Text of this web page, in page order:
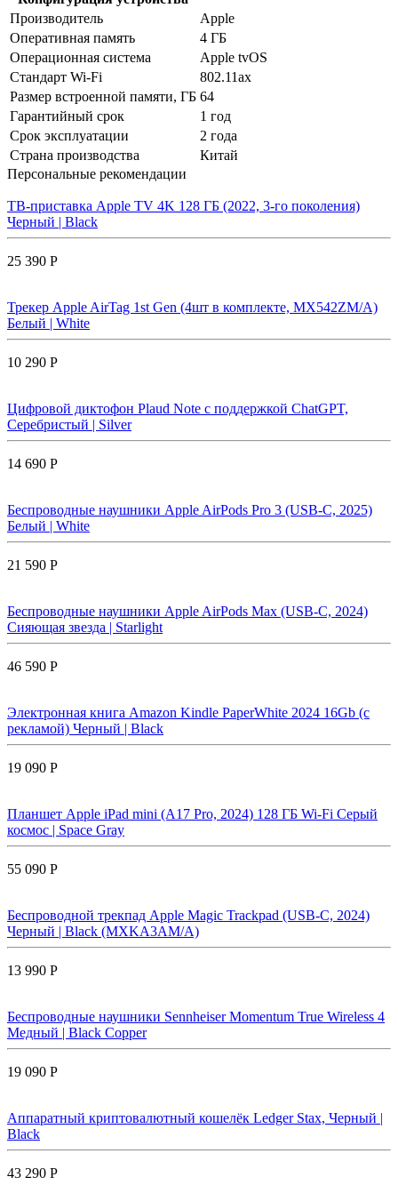
Производитель
Apple
Оперативная память
4 ГБ
Операционная система
Apple tvOS
Стандарт Wi-Fi
802.11ax
Размер встроенной памяти, ГБ 64
Гарантийный срок
1 год
Срок эксплуатации
2 года
Страна производства
Китай
Персональные рекомендации
ТВ-приставка Apple TV 4K 128 ГБ (2022, 3-го поколения)
Черный | Black
25 390 Р
Трекер Apple AirTag 1st Gen (4шт в комплекте, MX542ZM/A)
Белый | White
10 290 Р
Цифровой диктофон Plaud Note с поддержкой ChatGPT,
Серебристый | Silver
14 690 Р
Беспроводные наушники Apple AirPods Pro 3 (USB-C, 2025)
Белый | White
21 590 Р
Беспроводные наушники Apple AirPods Max (USB-C, 2024)
Сияющая звезда | Starlight
46 590 Р
Электронная книга Amazon Kindle PaperWhite 2024 16Gb (с
рекламой) Черный | Black
19 090 Р
Планшет Apple iPad mini (A17 Pro, 2024) 128 ГБ Wi-Fi Cерый
космос | Space Gray
55 090 Р
Беспроводной трекпад Apple Magic Trackpad (USB-C, 2024)
Черный | Black (MXKA3AM/A)
13 990 Р
Беспроводные наушники Sennheiser Momentum True Wireless 4
Медный | Black Copper
19 090 Р
Аппаратный криптовалютный кошелёк Ledger Stax, Черный |
Black
43 290 Р